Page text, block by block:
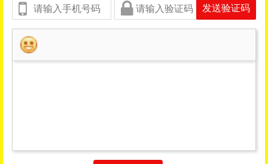
发送验证码